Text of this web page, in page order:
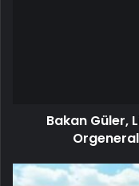
Bakan Güler,